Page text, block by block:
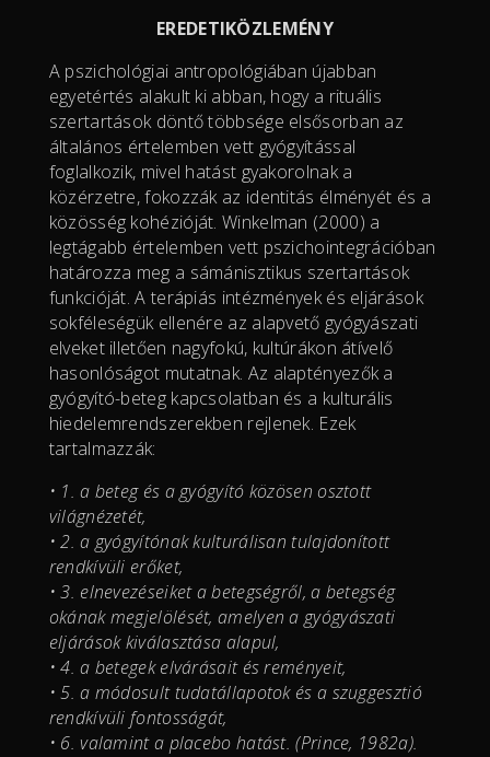
EREDETIKÖZLEMÉNY
A pszichológiai antropológiában újabban
egyetértés alakult ki abban, hogy a rituális
szertartások döntő többsége elsősorban az
általános értelemben vett gyógyítással
foglalkozik, mivel hatást gyakorolnak a
közérzetre, fokozzák az identitás élményét és a
közösség kohézióját. Winkelman (2000) a
legtágabb értelemben vett pszichointegrációban
határozza meg a sámánisztikus szertartások
funkcióját. A terápiás intézmények és eljárások
sokféleségük ellenére az alapvető gyógyászati
elveket illetően nagyfokú, kultúrákon átívelő
hasonlóságot mutatnak. Az alaptényezők a
gyógyító-beteg kapcsolatban és a kulturális
hiedelemrendszerekben rejlenek. Ezek
tartalmazzák:
• 1. a beteg és a gyógyító közösen osztott
világnézetét,
• 2. a gyógyítónak kulturálisan tulajdonított
rendkívüli erőket,
• 3. elnevezéseiket a betegségről, a betegség
okának megjelölését, amelyen a gyógyászati
eljárások kiválasztása alapul,
• 4. a betegek elvárásait és reményeit,
• 5. a módosult tudatállapotok és a szuggesztió
rendkívüli fontosságát,
• 6. valamint a placebo hatást. (Prince, 1982a).